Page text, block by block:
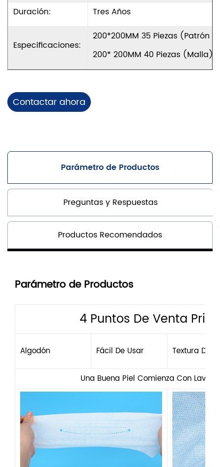
Duración:
Tres Años
Especificaciones:
200*200MM 35 Piezas (patrón
200* 200MM 40 Piezas
Contactar ahora
Parámetro de Productos
Preguntas y Respuestas
Productos Recomendados
Parámetro de Productos
4 Puntos De Venta
Algodón Fácil De Usar Textura
Una Buena Piel Comienza Con